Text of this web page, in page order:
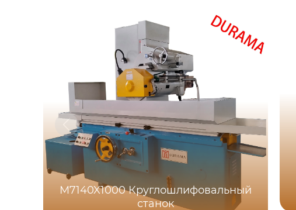
M7140X1000 Круглошлифовальный
станок